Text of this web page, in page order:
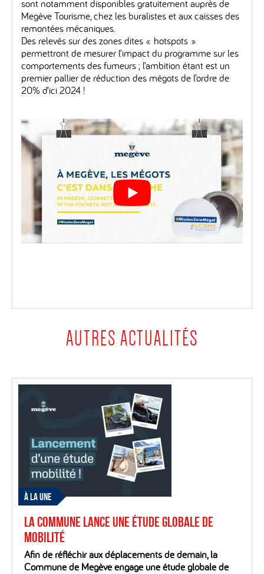
sont notamment disponibles gratuitement auprès de
Megève Tourisme, chez les buralistes et aux caisses des
remontées mécaniques.
Des relevés sur des zones dites « hotspots »
permettront de mesurer l’impact du programme sur les
comportements des fumeurs ; l’ambition étant est un
premier pallier de réduction des mégots de l’ordre de
20% d’ici 2024 !
AUTRES ACTUALITÉS
À LA UNE
La Commune lance une étude globale de
mobilité
Afin de réfléchir aux déplacements de demain, la
Commune de Megève engage une étude globale de